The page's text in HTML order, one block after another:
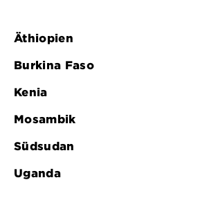
Äthiopien
Burkina Faso
Kenia
Mosambik
Südsudan
Uganda